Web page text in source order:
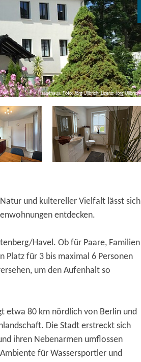
Haupthaus, Foto: Jörg Ullbrich, Lizenz: Jörg Ullbrich
und kultereller Vielfalt lässt sich
entdecken.
Havel. Ob für Paare, Familien
Platz für 3 bis maximal 6 Personen
um den Aufenhalt so
etwa 80 km nördlich von Berlin und
Die Stadt erstreckt sich
ihren Nebenarmen umflossen
für Wassersportler und